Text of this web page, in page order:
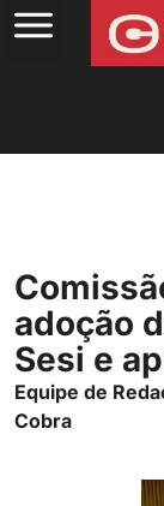
adoção
Sesi e
Equipe de
Cobra